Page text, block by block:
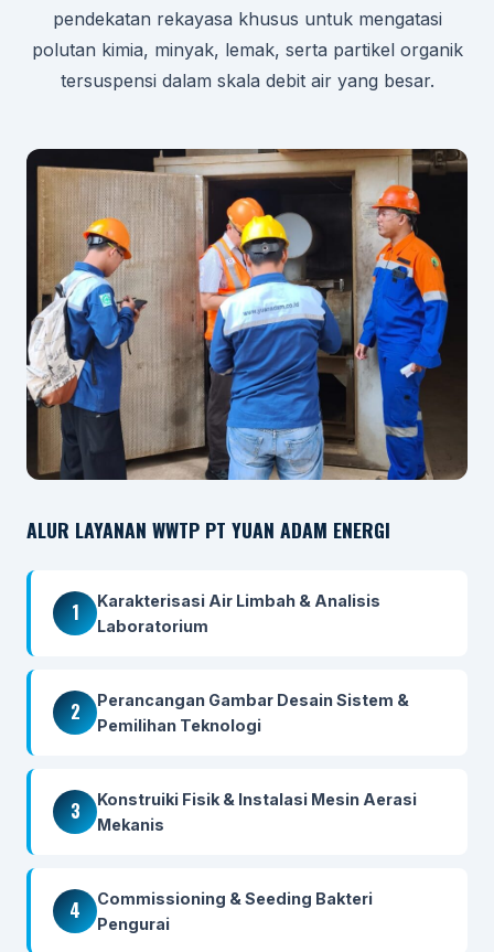
pendekatan rekayasa khusus untuk mengatasi
polutan kimia, minyak, lemak, serta partikel organik
tersuspensi dalam skala debit air yang besar.
ALUR LAYANAN WWTP PT YUAN ADAM ENERGI
1
Karakterisasi Air Limbah & Analisis
Laboratorium
2
Perancangan Gambar Desain Sistem &
Pemilihan Teknologi
3
Konstruiki Fisik & Instalasi Mesin Aerasi
Mekanis
4
Commissioning & Seeding Bakteri
Pengurai